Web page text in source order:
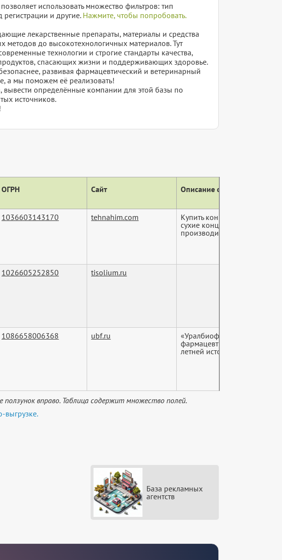
использовать множество фильтров: тип
и другие.Нажмите, чтобы попробовать.
лекарственные препараты, материалы и средства
до высокотехнологичных материалов. Тут
технологии и строгие стандарты качества,
спасающих жизни и поддерживающих здоровье.
развивая фармацевтический и ветеринарный
а мы поможем её реализовать!
вывести определённые компании для этой базы по
источников.
ОГРН Сайт Описание сайта (тег
1036603143170 tehnahim.com
Купить концентрат для
сухие концентраты для
производителя - ...
1026605252850 tisolium.ru
1086658006368 ubf.ru
«Уралбиофарм» –
фармацевтическое
летней историей. Компания
вправо. Таблица содержит множество полей.
выгрузке.
База рекламных
агентств